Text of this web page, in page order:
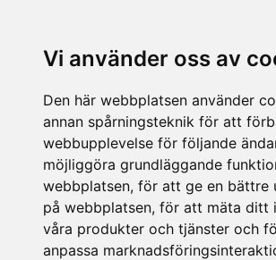
Vi använder oss av
Den här webbplatsen använder
annan spårningsteknik för att
webbupplevelse för följande
möjliggöra grundläggande
webbplatsen, för att ge en bättre
på webbplatsen, för att mäta ditt
våra produkter och tjänster och
anpassa